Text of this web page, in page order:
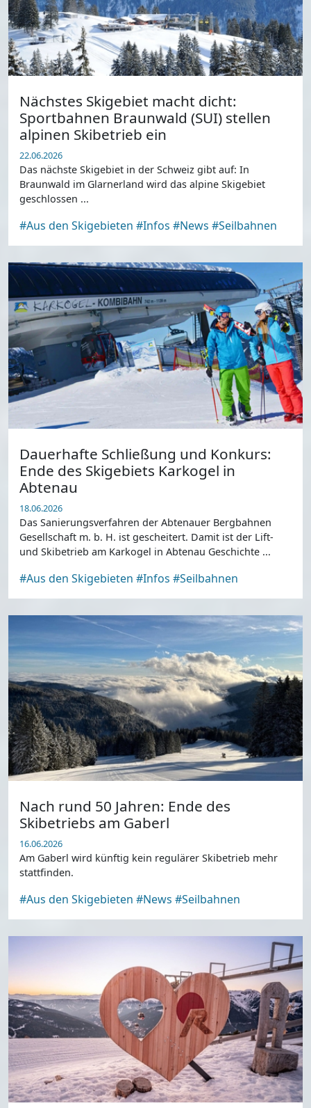
Nächstes Skigebiet macht dicht:
Sportbahnen Braunwald (SUI) stellen
alpinen Skibetrieb ein
22.06.2026
Das nächste Skigebiet in der Schweiz gibt auf: In
Braunwald im Glarnerland wird das alpine Skigebiet
geschlossen ...
#Aus den Skigebieten #Infos #News #Seilbahnen
Dauerhafte Schließung und Konkurs:
Ende des Skigebiets Karkogel in
Abtenau
18.06.2026
Das Sanierungsverfahren der Abtenauer Bergbahnen
Gesellschaft m. b. H. ist gescheitert. Damit ist der Lift-
und Skibetrieb am Karkogel in Abtenau Geschichte ...
#Aus den Skigebieten #Infos #Seilbahnen
Nach rund 50 Jahren: Ende des
Skibetriebs am Gaberl
16.06.2026
Am Gaberl wird künftig kein regulärer Skibetrieb mehr
stattfinden.
#Aus den Skigebieten #News #Seilbahnen